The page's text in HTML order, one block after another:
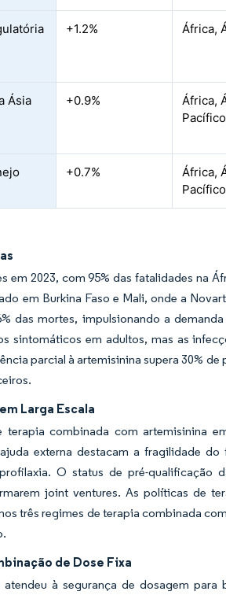
+1.2% África,
Ásia +0.9%
África,
Pacífico
+0.7%
África,
Pacífico
2023, com 95% das fatalidades na
em Burkina Faso e Mali, onde a
das mortes, impulsionando a
sintomáticos em adultos, mas as
parcial à artemisinina supera 30% de
Larga Escala
combinada com artemisinina
externa destacam a fragilidade do
O status de pré-qualificação
joint ventures. As políticas de
três regimes de terapia combinada
de Dose Fixa
à segurança de dosagem para